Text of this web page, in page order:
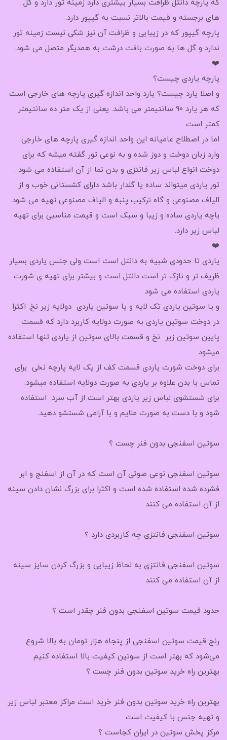
که پارچه دانتل ظرافت بسیار بیشتری دارد زمینه تور دارد و گل
های برجسته و قیمت بالاتر نسبت به گیپور دارد.
پارچه گیپور که در زیبایی و ظرافت آن نیز شکی نیست زمینه تور
ندارد و گل ها به صورت بافت درشت به همدیگر متصل می شود.
❤️
پارچه یاردی چیست؟
و اصلا یارد چیست؟ یارد واحد اندازه گیری پارچه های خارجی است
که هر یارد ۹۰ سانتیمتر می باشد. یعنی از یک متر ده سانتیمتر
کمتر است.
اما در اصطلاح عامیانه این واحد اندازه گیری پارچه های خارجی
وارد زبان دوخت و دوز شده و به نوعی تور گفته میشه که برای
دوخت انواع لباس زیر فانتزی و بدن نما از آن استفاده می شود .
تور یاردی میتواند ساده یا گلدار باشد دارای کشستانی خوب و از
الیاف مصنوعی و گاه ترکیب پنبه و الیاف مصنوعی تهیه می شود.
باچه یاردی ساده و زیبا و سبک است و قیمت مناسبی برای تهیه
لباس زیر دارد.
❤️
یاردی تا حدودی شبیه به دانتل است است ولی جنس یاردی بسیار
ظریف تر و نازک تر است دانتل است و بیشتر برای تهیه ی شورت
یاردی استفاده می شود.
و یا سوتین یاردی تک لایه و یا سوتین یاردی دولایه زیر نخ. اکثرا
در دوخت سوتین یاردی به صورت دولایه کاربرد دارد که قسمت
پایین سوتین زیر نخ و قسمت بالای سوتین از یاردی تنها استفاده
میشود.
برای دوخت شورت یاردی قسمت کف از یک لایه پارچه نخی برای
تماس با بدن علاوه بر یاردی به صورت دولایه استفاده میشود.
برای شستشوی لباس زیر یاردی بهتر است از آب سرد استفاده
شود و با دست به صورت ملایم و با آرامی شستشو دهید.
سوتین اسفنجی بدون فنر چست ؟
سوتین اسفنجی نوعی صوتی آن است که در آن از اسفنج و ابر
فشرده شده استفاده شده است و اکثرا برای بزرگ نشان دادن سینه
از آن استفاده می کنند
سوتین اسفنجی فانتزی چه کاربردی دارد ؟
سوتین اسفنجی فانتزی به لحاظ زیبایی و بزرگ کردن سایز سینه
از آن استفاده می کنند
حدود قیمت سوتین اسفنجی بدون فنر چقدر است ؟
رنج قیمت سوتین اسفنجی از پنجاه هزار تومان به بالا شروع
می‌شود که بهتر است از سوتین کیفیت بالا استفاده کنیم
بهترین راه خرید سوتین بدون فنر چست ؟
بهترین راه خرید سوتین بدون فنر خرید است مراکز معتبر لباس زیر
و تهیه جنس با کیفیت است
مرکز پخش سوتین در ایران کجاست ؟